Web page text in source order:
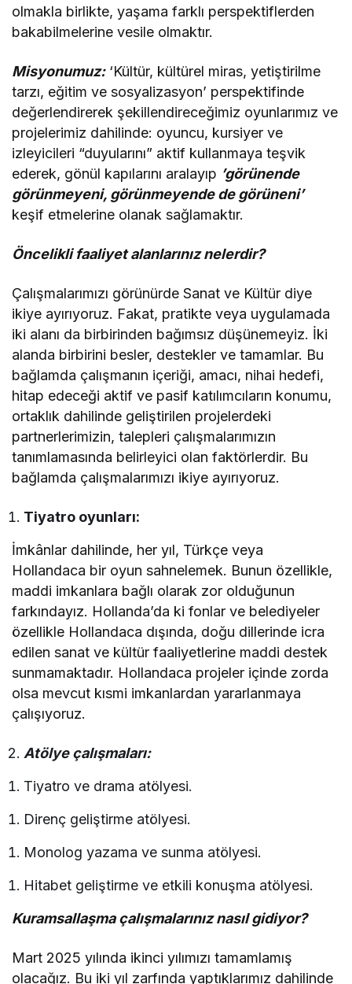
olmakla birlikte, yaşama farklı perspektiflerden
bakabilmelerine vesile olmaktır.
Misyonumuz: ‘Kültür, kültürel miras, yetiştirilme
tarzı, eğitim ve sosyalizasyon’ perspektifinde
değerlendirerek şekillendireceğimiz oyunlarımız ve
projelerimiz dahilinde: oyuncu, kursiyer ve
izleyicileri “duyularını” aktif kullanmaya teşvik
ederek, gönül kapılarını aralayıp ’görünende
görünmeyeni, görünmeyende de görüneni’
keşif etmelerine olanak sağlamaktır.
Öncelikli faaliyet alanlarınız nelerdir?
Çalışmalarımızı görünürde Sanat ve Kültür diye
ikiye ayırıyoruz. Fakat, pratikte veya uygulamada
iki alanı da birbirinden bağımsız düşünemeyiz. İki
alanda birbirini besler, destekler ve tamamlar. Bu
bağlamda çalışmanın içeriği, amacı, nihai hedefi,
hitap edeceği aktif ve pasif katılımcıların konumu,
ortaklık dahilinde geliştirilen projelerdeki
partnerlerimizin, talepleri çalışmalarımızın
tanımlamasında belirleyici olan faktörlerdir. Bu
bağlamda çalışmalarımızı ikiye ayırıyoruz.
Tiyatro oyunları:
İmkânlar dahilinde, her yıl, Türkçe veya
Hollandaca bir oyun sahnelemek. Bunun özellikle,
maddi imkanlara bağlı olarak zor olduğunun
farkındayız. Hollanda’da ki fonlar ve belediyeler
özellikle Hollandaca dışında, doğu dillerinde icra
edilen sanat ve kültür faaliyetlerine maddi destek
sunmamaktadır. Hollandaca projeler içinde zorda
olsa mevcut kısmi imkanlardan yararlanmaya
çalışıyoruz.
Atölye çalışmaları:
Tiyatro ve drama atölyesi.
Direnç geliştirme atölyesi.
Monolog yazama ve sunma atölyesi.
Hitabet geliştirme ve etkili konuşma atölyesi.
Kuramsallaşma çalışmalarınız nasıl gidiyor?
Mart 2025 yılında ikinci yılımızı tamamlamış
olacağız. Bu iki yıl zarfında yaptıklarımız dahilinde